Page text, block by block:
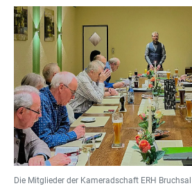
Die Mitglieder der Kameradschaft ERH